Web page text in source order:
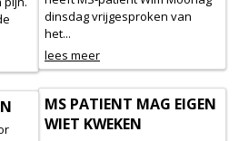
dinsdag vrijgesproken van
het...
lees meer
MS PATIENT MAG EIGEN
WIET KWEKEN